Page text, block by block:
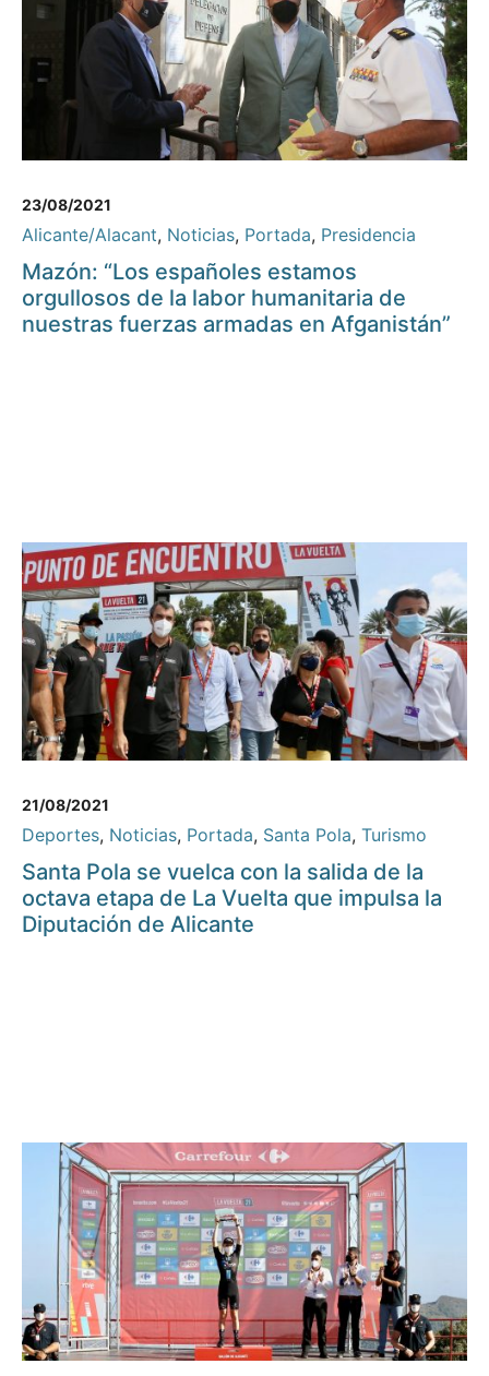
23/08/2021
Alicante/Alacant, Noticias, Portada, Presidencia
Mazón: “Los españoles estamos
orgullosos de la labor humanitaria de
nuestras fuerzas armadas en Afganistán”
21/08/2021
Deportes, Noticias, Portada, Santa Pola, Turismo
Santa Pola se vuelca con la salida de la
octava etapa de La Vuelta que impulsa la
Diputación de Alicante